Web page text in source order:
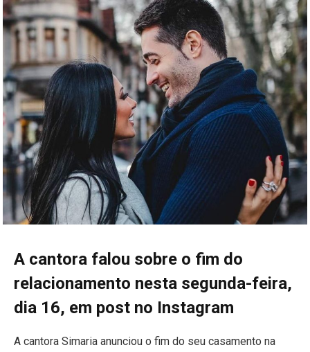
A cantora falou sobre o fim do
relacionamento nesta segunda-feira,
dia 16, em post no Instagram
A cantora Simaria anunciou o fim do seu casamento na